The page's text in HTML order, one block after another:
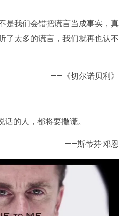
是我们会错把谎言当成事实，真
了太多的谎言，我们就再也认不
——《切尔诺贝利》
话的人，都将要撒谎。
——斯蒂芬·邓恩